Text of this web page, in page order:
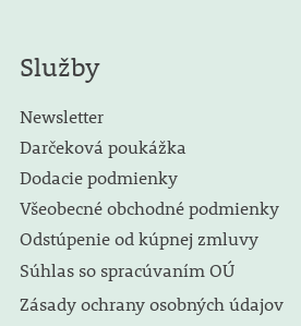
Služby
Newsletter
Darčeková poukážka
Dodacie podmienky
Všeobecné obchodné podmienky
Odstúpenie od kúpnej zmluvy
Súhlas so spracúvaním OÚ
Zásady ochrany osobných údajov